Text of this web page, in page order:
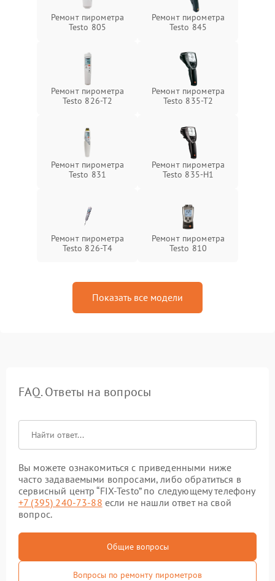
Ремонт пирометра
Testo 805
Ремонт пирометра
Testo 845
Ремонт пирометра
Testo 826-T2
Ремонт пирометра
Testo 835-T2
Ремонт пирометра
Testo 831
Ремонт пирометра
Testo 835-H1
Ремонт пирометра
Testo 826-T4
Ремонт пирометра
Testo 810
Показать все модели
FAQ. Ответы на вопросы
Вы можете ознакомиться с приведенными ниже
часто задаваемыми вопросами, либо обратиться в
сервисный центр “FIX-Testo” по следующему телефону
+7 (395) 240-73-88 если не нашли ответ на свой
вопрос.
Общие вопросы
Вопросы по ремонту пирометров